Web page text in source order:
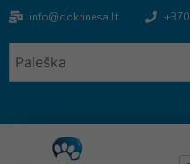
info@dokrinesa.lt